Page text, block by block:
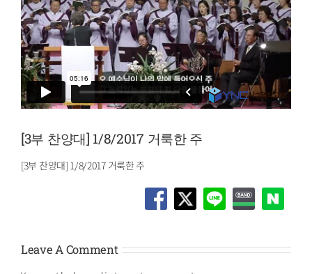
[3부 찬양대] 1/8/2017 거룩한 주
[3부 찬양대] 1/8/2017 거룩한 주
Leave A Comment